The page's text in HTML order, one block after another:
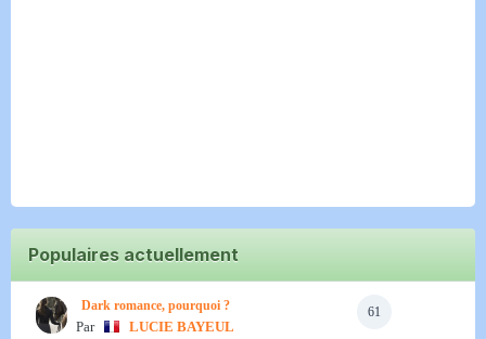
Populaires actuellement
61
Dark romance, pourquoi ?
Par
LUCIE BAYEUL